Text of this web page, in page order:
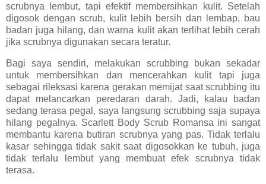
scrubnya lembut, tapi efektif membersihkan kulit. Setelah
digosok dengan scrub, kulit lebih bersih dan lembap, bau
badan juga hilang, dan warna kulit akan terlihat lebih cerah
jika scrubnya digunakan secara teratur.
Bagi saya sendiri, melakukan scrubbing bukan sekadar
untuk membersihkan dan mencerahkan kulit tapi juga
sebagai rileksasi karena gerakan memijat saat scrubbing itu
dapat melancarkan peredaran darah. Jadi, kalau badan
sedang terasa pegal, saya langsung scrubbing saja supaya
hilang pegalnya. Scarlett Body Scrub Romansa ini sangat
membantu karena butiran scrubnya yang pas. Tidak terlalu
kasar sehingga tidak sakit saat digosokkan ke tubuh, juga
tidak terlalu lembut yang membuat efek scrubnya tidak
terasa.